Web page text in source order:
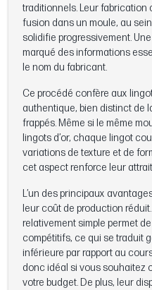
traditionnels. Leur fabrication
fusion dans un moule, au
solidifie progressivement.
marqué des informations
le nom du fabricant.
Ce procédé confère aux
authentique, bien distinct de
frappés. Même si le même
lingots d’or, chaque lingot
variations de texture et de
cet aspect renforce leur
L’un des principaux
leur coût de production
relativement simple permet
compétitifs, ce qui se traduit
inférieure par rapport au
donc idéal si vous souhaitez
votre budget. De plus, leur